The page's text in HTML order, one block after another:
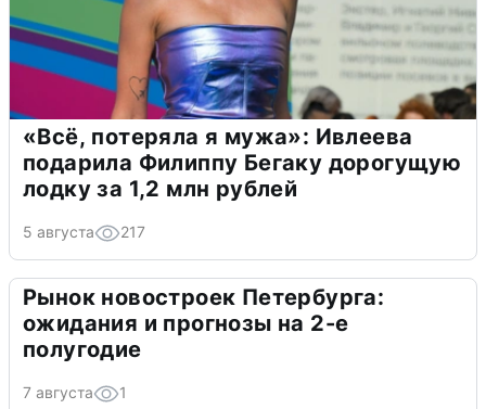
«Всё, потеряла я мужа»: Ивлеева
подарила Филиппу Бегаку дорогущую
лодку за 1,2 млн рублей
5 августа 217
Рынок новостроек Петербурга:
ожидания и прогнозы на 2-е
полугодие
7 августа 1